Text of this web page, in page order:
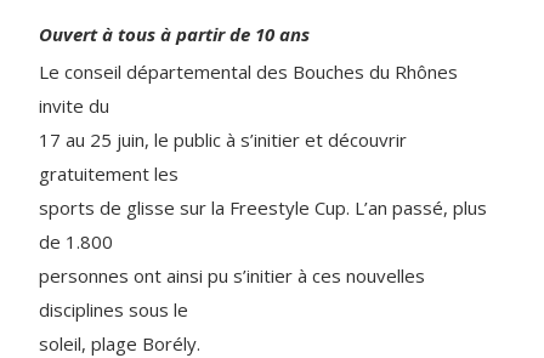
Ouvert à tous à partir de 10 ans
Le conseil départemental des Bouches du Rhônes
invite du
17 au 25 juin, le public à s’initier et découvrir
gratuitement les
sports de glisse sur la Freestyle Cup. L’an passé, plus
de 1.800
personnes ont ainsi pu s’initier à ces nouvelles
disciplines sous le
soleil, plage Borély.